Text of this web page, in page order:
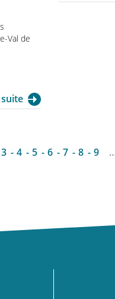
Val de
3 4 5 6 7 8 9